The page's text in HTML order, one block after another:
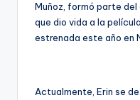
Muñoz, formó parte
que dio vida a la película
estrenada este año en
Actualmente, Erin se